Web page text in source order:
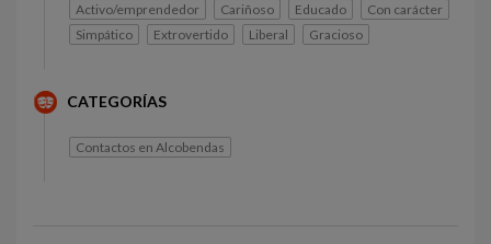
Activo/emprendedor Cariñoso Educado
Con carácter
Simpático
Extrovertido Liberal Gracioso
CATEGORÍAS
Contactos en Alcobendas